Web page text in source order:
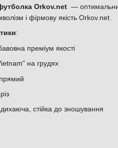
Orkov.net —
і фірмову якість Orkov.net.
:
преміум якості
на грудях
стійка до зношування